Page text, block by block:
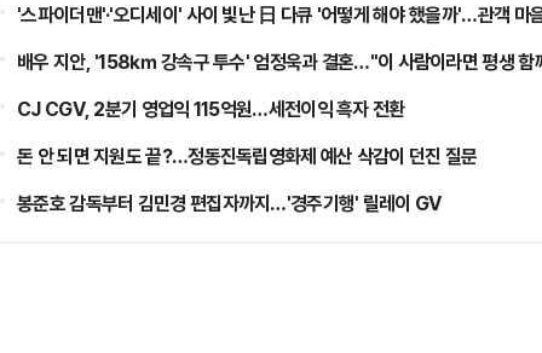
'스파이더맨'·'오디세이' 사이 빛난 日 다큐 '어떻게 해야 했을까'…관객 마
배우 지안, '158㎞ 강속구 투수' 엄정욱과 결혼…"이 사람이라면 평생 함
CJ CGV, 2분기 영업익 115억원…세전이익 흑자 전환
돈 안 되면 지원도 끝?…정동진독립영화제 예산 삭감이 던진 질문
봉준호 감독부터 김민경 편집자까지…'경주기행' 릴레이 GV